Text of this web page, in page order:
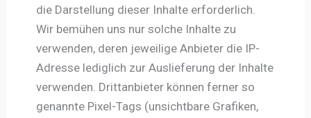
die Darstellung dieser Inhalte erforderlich.
Wir bemühen uns nur solche Inhalte zu
verwenden, deren jeweilige Anbieter die IP-
Adresse lediglich zur Auslieferung der Inhalte
verwenden. Drittanbieter können ferner so
genannte Pixel-Tags (unsichtbare Grafiken,